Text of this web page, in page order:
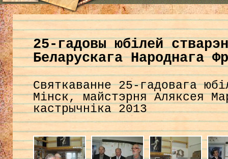
25-гадовы юбілей
Беларускага Народнага
Святкаванне 25-гадовага
Мінск, майстэрня Аляксея
кастрычніка 2013